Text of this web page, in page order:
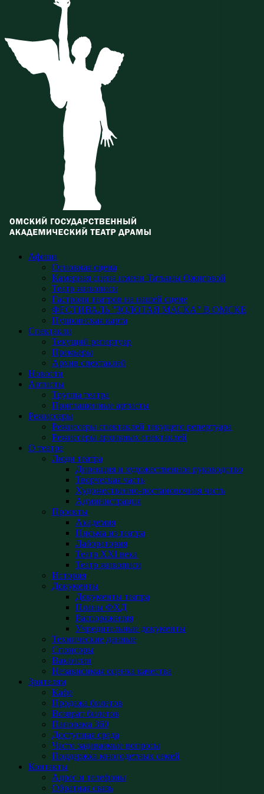
Афиша
Основная сцена
Камерная сцена имени Татьяны Ожиговой
Театр живописи
Гастроли театров на нашей сцене
ФЕСТИВАЛЬ "ЗОЛОТАЯ МАСКА" В ОМСКЕ
Пушкинская карта
Спектакли
Текущий репертуар
Премьеры
Архив спектаклей
Новости
Артисты
Труппа театра
Приглашенные артисты
Режиссеры
Режиссеры спектаклей текущего репертуара
Режиссеры архивных спектаклей
О театре
Люди театра
Дирекция и художественное руководство
Творческая часть
Художественно-постановочная часть
Администрация
Проекты
Академия
Письма из театра
Лаборатория
Театр XXI века
Театр живописи
История
Документы
Документы театра
Планы ФХД
Распоряжения
Учредительные документы
Технические данные
Спонсоры
Вакансии
Независимая оценка качества
Зрителям
Кафе
Продажа билетов
Возврат билетов
Панорама 360
Доступная среда
Часто задаваемые вопросы
Поддержка многодетных семей
Контакты
Адрес и телефоны
Обратная связь